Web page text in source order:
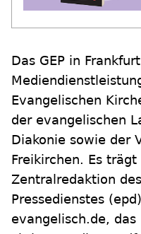
Das GEP in
Evangelischen
der evangelischen
Diakonie sowie der
Freikirchen. Es
Zentralredaktion
Pressedienstes
evangelisch.de, das